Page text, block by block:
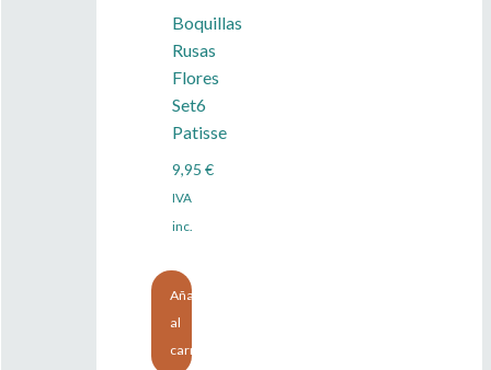
Boquillas
Rusas
Flores
Set6
Patisse
9,95€
IVA
inc.
Añadir
al
carrito